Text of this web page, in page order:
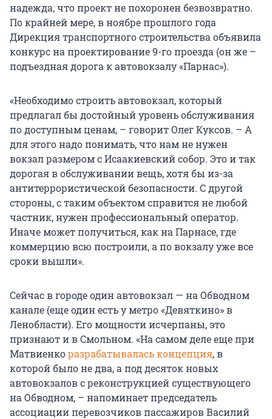
надежда, что проект не похоронен безвозвратно.
По крайней мере, в ноябре прошлого года
Дирекция транспортного строительства объявила
конкурс на проектирование 9-го проезда (он же –
подъездная дорога к автовокзалу «Парнас»).
«Необходимо строить автовокзал, который
предлагал бы достойный уровень обслуживания
по доступным ценам, – говорит Олег Куксов. – А
для этого надо понимать, что нам не нужен
вокзал размером с Исаакиевский собор. Это и так
дорогая в обслуживании вещь, хотя бы из-за
антитеррористической безопасности. С другой
стороны, с таким объектом справится не любой
частник, нужен профессиональный оператор.
Иначе может получиться, как на Парнасе, где
коммерцию всю построили, а по вокзалу уже все
сроки вышли».
Сейчас в городе один автовокзал — на Обводном
канале (еще один есть у метро «Девяткино» в
Ленобласти). Его мощности исчерпаны, это
признают и в Смольном. «На самом деле еще при
Матвиенкоразрабатывалась концепция, в
которой было не два, а под десяток новых
автовокзалов с реконструкцией существующего
на Обводном, – напоминает председатель
ассоциации перевозчиков пассажиров Василий